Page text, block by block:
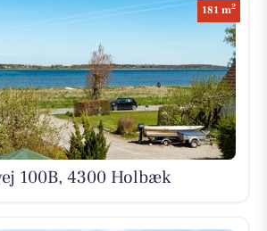
181 m2
100B, 4300 Holbæk